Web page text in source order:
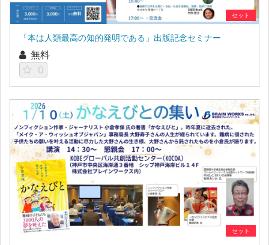
セット
「本は人類最高の知的発明である」出版記念セミナー
無料
0
セット